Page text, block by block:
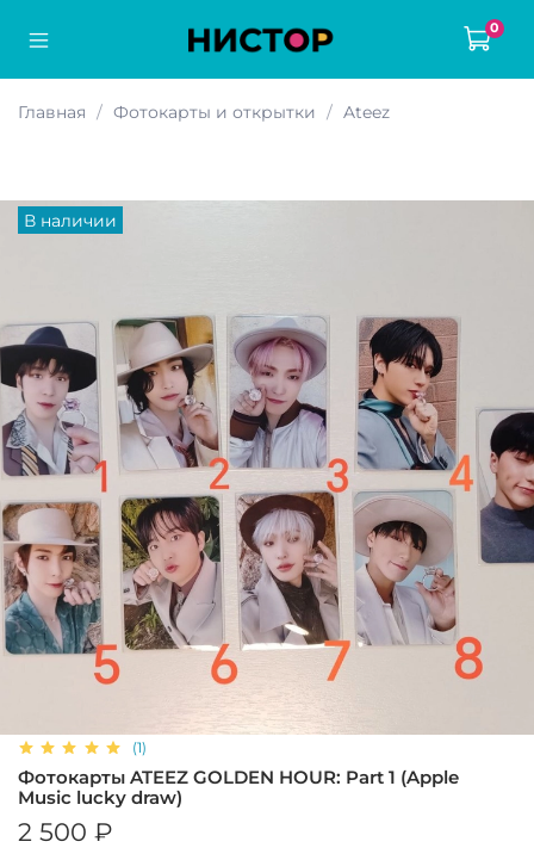
0
Главная Фотокарты и открытки Ateez
В наличии
(1)
Фотокарты ATEEZ GOLDEN HOUR: Part 1 (Apple
Music lucky draw)
2 500 ₽